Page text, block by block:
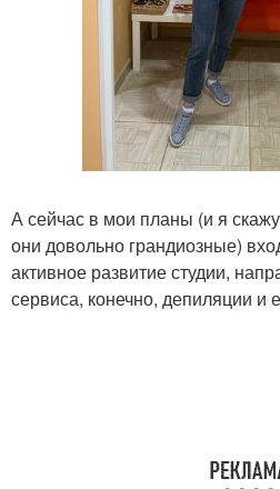
А сейчас в мои планы (и я
они довольно грандиозные)
активное развитие студии,
сервиса, конечно, депиляции и